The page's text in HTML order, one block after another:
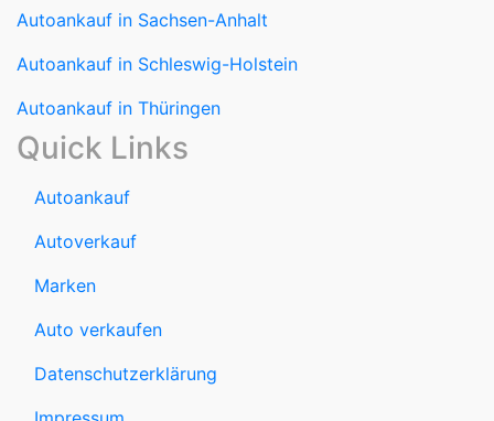
Autoankauf in Sachsen-Anhalt
Autoankauf in Schleswig-Holstein
Autoankauf in Thüringen
Quick Links
Autoankauf
Autoverkauf
Marken
Auto verkaufen
Datenschutzerklärung